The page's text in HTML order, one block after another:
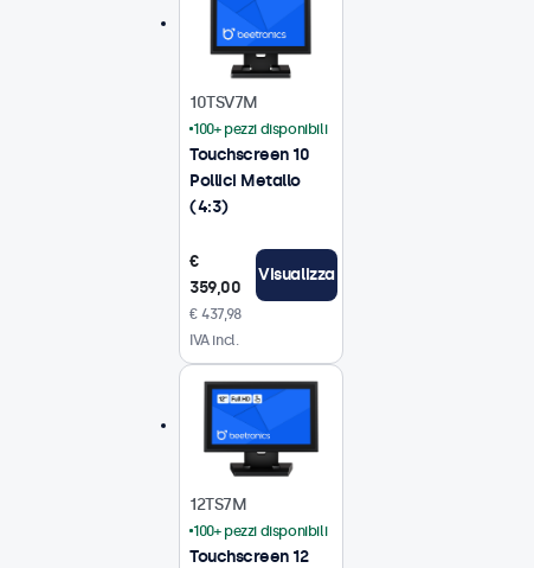
Touchscreen 10
Pollici Metallo
(4:3)
10TSV7M
100+ pezzi disponibili
€
359,00
€ 437,98
IVA incl.
Visualizza
Touchscreen 12
12TS7M
100+ pezzi disponibili